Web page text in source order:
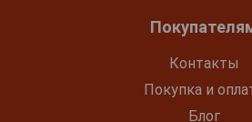
Контакты
Покупка и
Блог